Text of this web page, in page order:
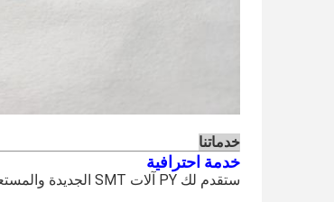
خدماتنا
خدمة احترافية
ستقدم لك PY آلات SMT الجديدة والمستعملة والملحقات الأكثر ملاءمة لتقديم خدمة ما بعد البيع شاملة من الدرجة الأولى.